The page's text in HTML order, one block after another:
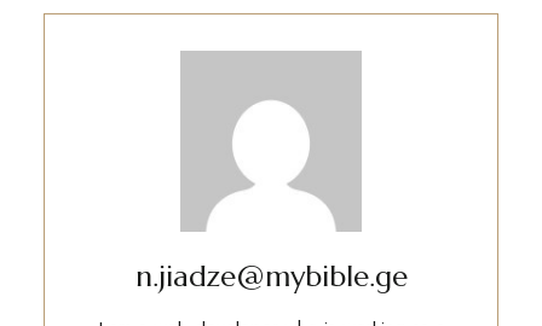
n.jiadze@mybible.ge